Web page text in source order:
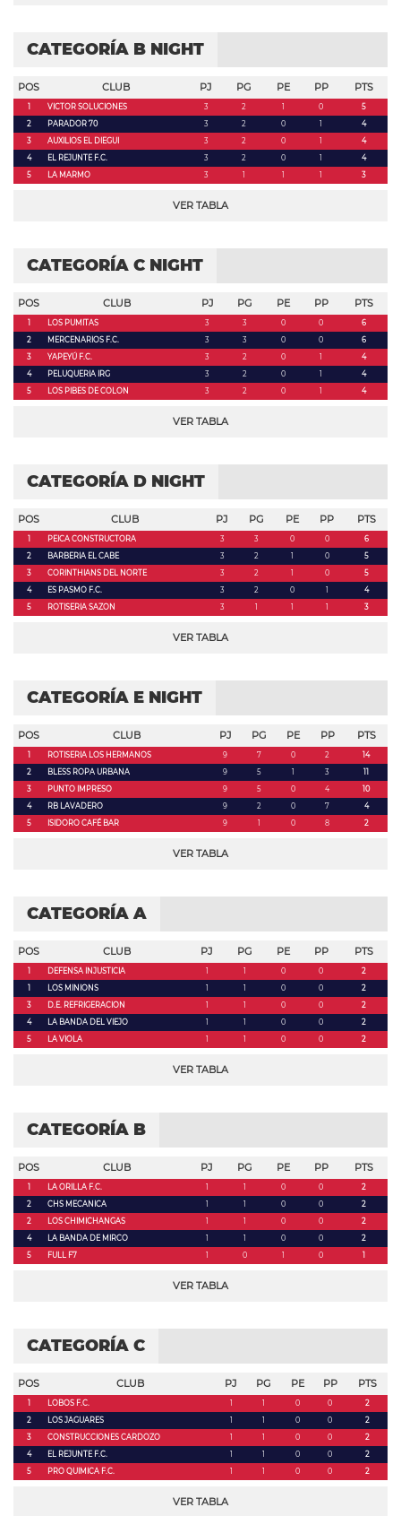
CATEGORÍA B NIGHT
POS CLUB PJ PG PE PP PTS
1 VICTOR SOLUCIONES 3 2 1 0
5
2
PARADOR 70 3 2 0 1
4
3
AUXILIOS EL DIEGUI 3 2 0 1
4
4
EL REJUNTE F.C. 3 2 0 1
4
5
LA MARMO 3 1 1 1 3
VER TABLA
CATEGORÍA C NIGHT
POS CLUB PJ PG PE PP PTS
1 LOS PUMITAS 3 3 0 0
6
2
MERCENARIOS F.C. 3 3 0 0
6
3
YAPEYÚ F.C. 3 2 0 1
4
4
PELUQUERIA IRG 3 2 0 1
4
5
LOS PIBES DE COLON 3 2 0 1 4
VER TABLA
CATEGORÍA D NIGHT
POS CLUB PJ PG PE PP PTS
1 PEICA CONSTRUCTORA 3 3 0 0
6
2
BARBERIA EL CABE 3 2 1 0
5
3
CORINTHIANS DEL NORTE 3 2 1 0
5
4
ES PASMO F.C. 3 2 0 1
4
5
ROTISERIA SAZON 3 1 1 1 3
VER TABLA
CATEGORÍA E NIGHT
POS CLUB PJ PG PE PP PTS
1 ROTISERIA LOS HERMANOS 9 7 0 2
14
2
BLESS ROPA URBANA 9 5 1 3
11
3
PUNTO IMPRESO 9 5 0 4
10
4
RB LAVADERO 9 2 0 7
4
5
ISIDORO CAFÉ BAR 9 1 0 8 2
VER TABLA
CATEGORÍA A
POS CLUB PJ PG PE PP PTS
1 DEFENSA INJUSTICIA 1 1 0 0
2
1
LOS MINIONS 1 1 0 0
2
3
D.E. REFRIGERACION 1 1 0 0
2
4
LA BANDA DEL VIEJO 1 1 0 0
2
5
LA VIOLA 1 1 0 0 2
VER TABLA
CATEGORÍA B
POS CLUB PJ PG PE PP PTS
1 LA ORILLA F.C. 1 1 0 0
2
2
CHS MECANICA 1 1 0 0
2
2
LOS CHIMICHANGAS 1 1 0 0
2
4
LA BANDA DE MIRCO 1 1 0 0
2
5
FULL F7 1 0 1 0 1
VER TABLA
CATEGORÍA C
POS CLUB PJ PG PE PP PTS
1 LOBOS F.C. 1 1 0 0
2
2
LOS JAGUARES 1 1 0 0
2
3
CONSTRUCCIONES CARDOZO 1 1 0 0
2
4
EL REJUNTE F.C. 1 1 0 0
2
5
PRO QUIMICA F.C. 1 1 0 0 2
VER TABLA